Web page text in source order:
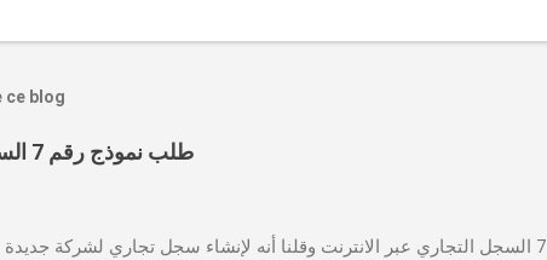
ce blog
طلب نموذج رقم 7 السجل التجاري عبر الانترنت
بالنسبة لطلب نموذج رقم 7 السجل التجاري عبر الانترنت وقلنا أنه لإنشاء سجل تجاري لشركة